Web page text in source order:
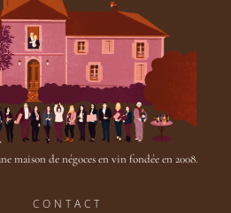
maison de négoces en vin fondée en 2008.
CONTACT